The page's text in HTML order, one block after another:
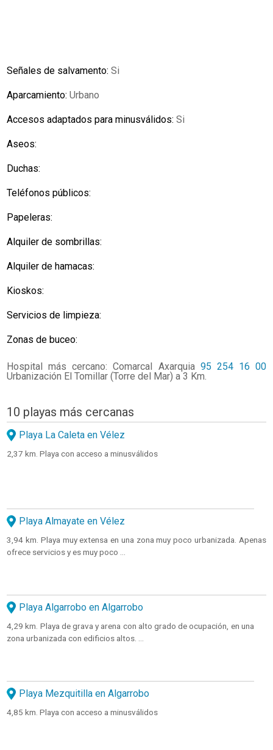
Señales de salvamento:Si
Aparcamiento:Urbano
Accesos adaptados para minusválidos:Si
Aseos:
Duchas:
Teléfonos públicos:
Papeleras:
Alquiler de sombrillas:
Alquiler de hamacas:
Kioskos:
Servicios de limpieza:
Zonas de buceo:
Hospital más cercano: Comarcal Axarquia 95 254 16 00
Urbanización El Tomillar (Torre del Mar) a 3 Km.
10 playas más cercanas
Playa La Caleta en Vélez
2,37 km. Playa con acceso a minusválidos
Playa Almayate en Vélez
3,94 km. Playa muy extensa en una zona muy poco urbanizada. Apenas
ofrece servicios y es muy poco ...
Playa Algarrobo en Algarrobo
4,29 km. Playa de grava y arena con alto grado de ocupación, en una
zona urbanizada con edificios altos. ...
Playa Mezquitilla en Algarrobo
4,85 km. Playa con acceso a minusválidos